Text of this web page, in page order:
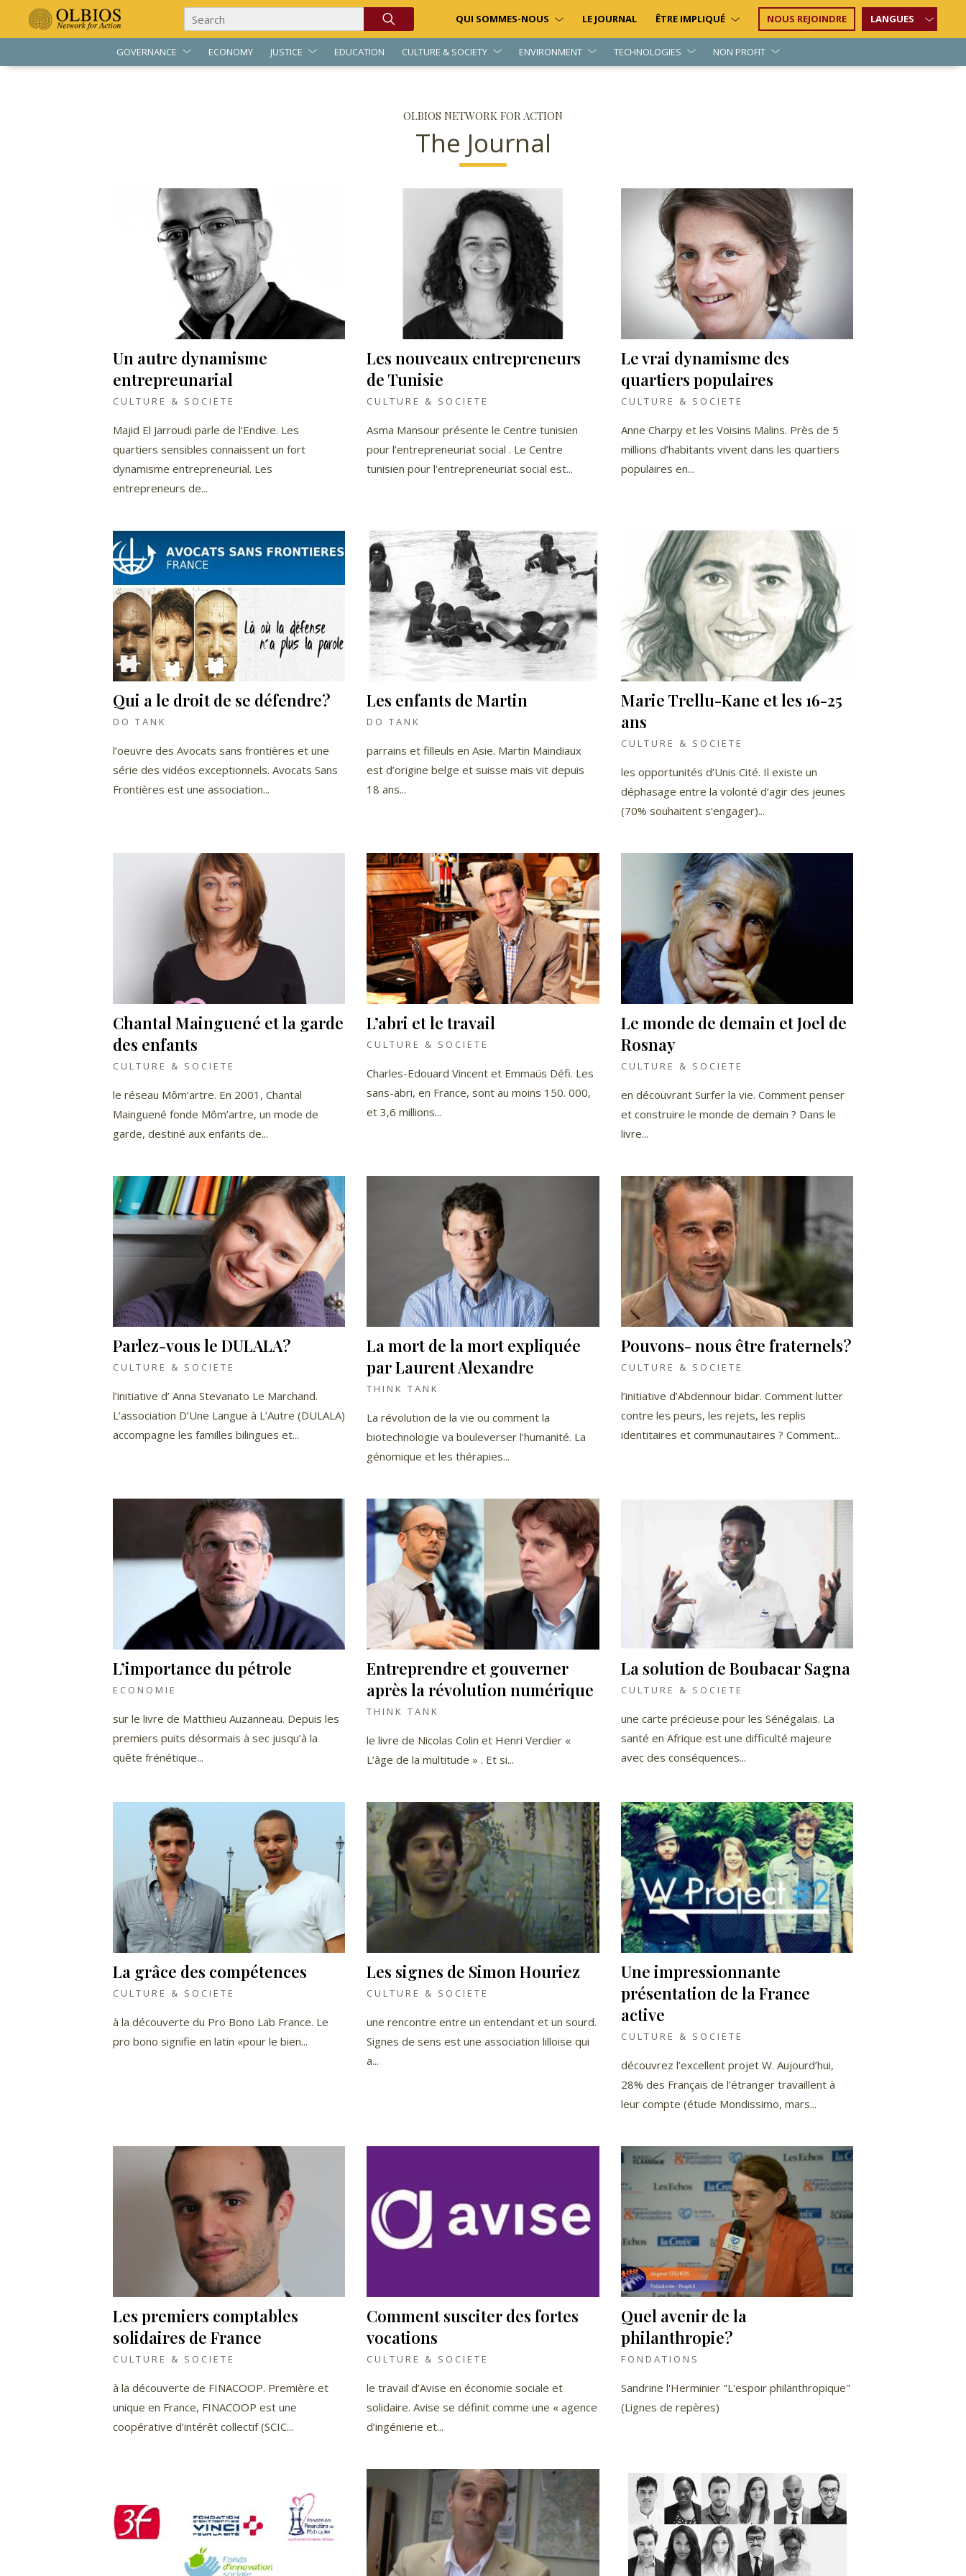
QUI SOMMES-NOUS LE JOURNAL ÊTRE IMPLIQUÉ NOUS REJOINDRE LANGUES
GOVERNANCE ECONOMY JUSTICE EDUCATION CULTURE & SOCIETY ENVIRONMENT TECHNOLOGIES NON PROFIT
OLBIOS NETWORK FOR ACTION
The Journal
Un autre dynamisme
entrepreunarial
CULTURE & SOCIETE
Majid El Jarroudi parle de l’Endive. Les
quartiers sensibles connaissent un fort
dynamisme entrepreneurial. Les
entrepreneurs de...
Les nouveaux entrepreneurs
de Tunisie
CULTURE & SOCIETE
Asma Mansour présente le Centre tunisien
pour l’entrepreneuriat social . Le Centre
tunisien pour l’entrepreneuriat social est...
Le vrai dynamisme des
quartiers populaires
CULTURE & SOCIETE
Anne Charpy et les Voisins Malins. Près de 5
millions d’habitants vivent dans les quartiers
populaires en...
Qui a le droit de se défendre?
DO TANK
l’oeuvre des Avocats sans frontières et une
série des vidéos exceptionnels. Avocats Sans
Frontières est une association...
Les enfants de Martin
DO TANK
parrains et filleuls en Asie. Martin Maindiaux
est d’origine belge et suisse mais vit depuis
18 ans...
Marie Trellu-Kane et les 16-25
ans
CULTURE & SOCIETE
les opportunités d’Unis Cité. Il existe un
déphasage entre la volonté d’agir des jeunes
(70% souhaitent s’engager)...
Chantal Mainguené et la garde
des enfants
CULTURE & SOCIETE
le réseau Môm’artre. En 2001, Chantal
Mainguené fonde Môm’artre, un mode de
garde, destiné aux enfants de...
L’abri et le travail
CULTURE & SOCIETE
Charles-Edouard Vincent et Emmaüs Défi. Les
sans-abri, en France, sont au moins 150. 000,
et 3,6 millions...
Le monde de demain et Joel de
Rosnay
CULTURE & SOCIETE
en découvrant Surfer la vie. Comment penser
et construire le monde de demain ? Dans le
livre...
Parlez-vous le DULALA?
CULTURE & SOCIETE
l’initiative d’ Anna Stevanato Le Marchand.
L’association D’Une Langue à L’Autre (DULALA)
accompagne les familles bilingues et...
La mort de la mort expliquée
par Laurent Alexandre
THINK TANK
La révolution de la vie ou comment la
biotechnologie va bouleverser l’humanité. La
génomique et les thérapies...
Pouvons- nous être fraternels?
CULTURE & SOCIETE
l’initiative d’Abdennour bidar. Comment lutter
contre les peurs, les rejets, les replis
identitaires et communautaires ? Comment...
L’importance du pétrole
ECONOMIE
sur le livre de Matthieu Auzanneau. Depuis les
premiers puits désormais à sec jusqu’à la
quête frénétique...
Entreprendre et gouverner
après la révolution numérique
THINK TANK
le livre de Nicolas Colin et Henri Verdier «
L’âge de la multitude » . Et si...
La solution de Boubacar Sagna
CULTURE & SOCIETE
une carte précieuse pour les Sénégalais. La
santé en Afrique est une difficulté majeure
avec des conséquences...
La grâce des compétences
CULTURE & SOCIETE
à la découverte du Pro Bono Lab France. Le
pro bono signifie en latin «pour le bien...
Les signes de Simon Houriez
CULTURE & SOCIETE
une rencontre entre un entendant et un sourd.
Signes de sens est une association lilloise qui
a...
Une impressionnante
présentation de la France
active
CULTURE & SOCIETE
découvrez l’excellent projet W. Aujourd’hui,
28% des Français de l’étranger travaillent à
leur compte (étude Mondissimo, mars...
Les premiers comptables
solidaires de France
CULTURE & SOCIETE
à la découverte de FINACOOP. Première et
unique en France, FINACOOP est une
coopérative d’intérêt collectif (SCIC...
Comment susciter des fortes
vocations
CULTURE & SOCIETE
le travail d’Avise en économie sociale et
solidaire. Avise se définit comme une « agence
d’ingénierie et...
Quel avenir de la
philanthropie?
FONDATIONS
Sandrine l'Herminier "L'espoir philanthropique"
(Lignes de repères)